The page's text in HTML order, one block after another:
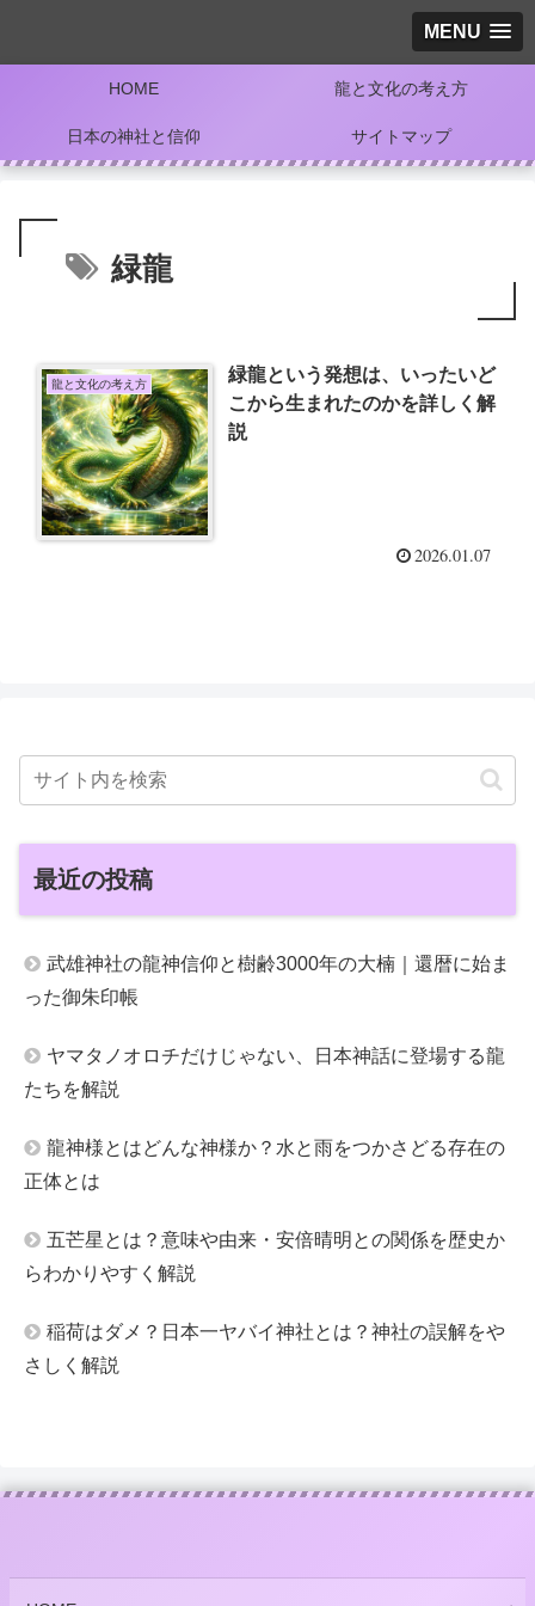
MENU
HOME 龍と文化の考え方
日本の神社と信仰 サイトマップ
緑龍
龍と文化の考え方
緑龍という発想は、いったいど
こから生まれたのかを詳しく解
説
2026.01.07
最近の投稿
武雄神社の龍神信仰と樹齢3000年の大楠｜還暦に始ま
った御朱印帳
ヤマタノオロチだけじゃない、日本神話に登場する龍
たちを解説
龍神様とはどんな神様か？水と雨をつかさどる存在の
正体とは
五芒星とは？意味や由来・安倍晴明との関係を歴史か
らわかりやすく解説
稲荷はダメ？日本一ヤバイ神社とは？神社の誤解をや
さしく解説